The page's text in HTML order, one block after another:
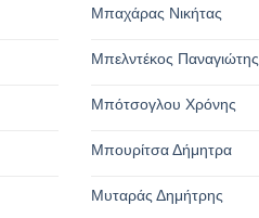
Μπαχάρας Νικήτας
Μπελντέκος Παναγιώτης
Μπότσογλου Χρόνης
Μπουρίτσα Δήμητρα
Μυταράς Δημήτρης